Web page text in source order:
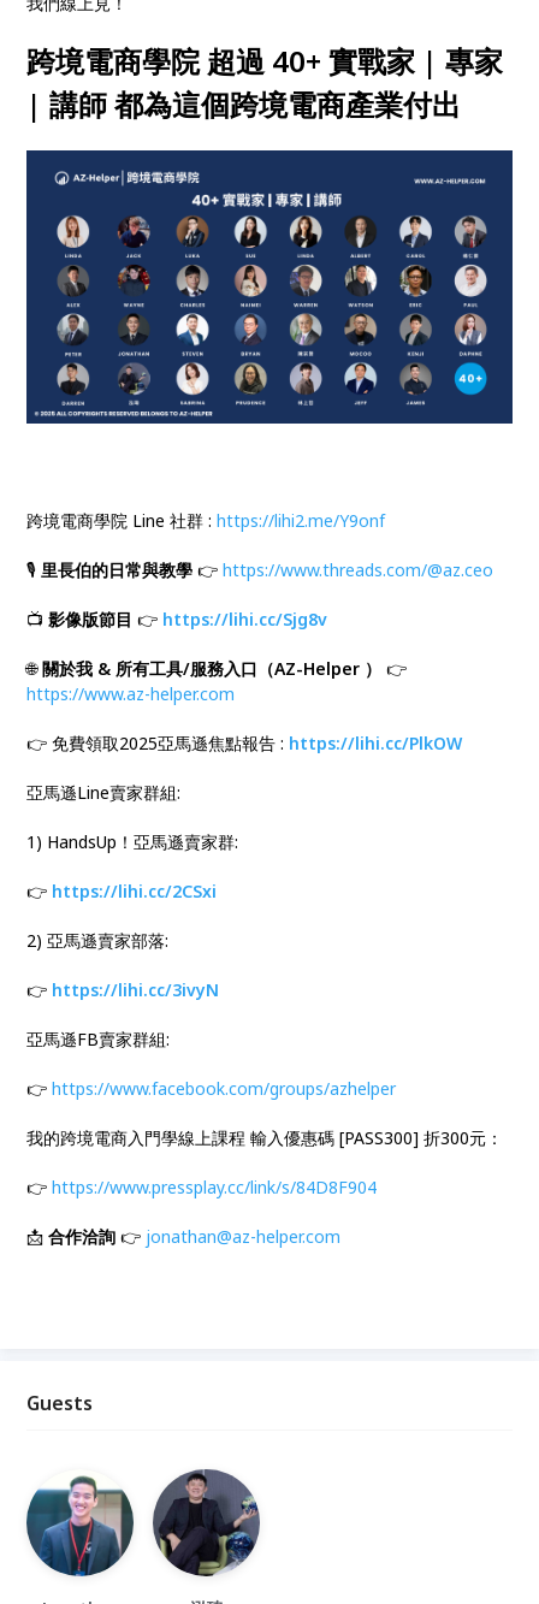
跨境電商學院 超過 40+ 實戰家 | 專家
| 講師 都為這個跨境電商產業付出
跨境電商學院 Line 社群 :https://lihi2.me/Y9onf
🎙️里長伯的日常與教學 👉https://www.threads.com/@az.ceo
📺影像版節目 👉 https://lihi.cc/Sjg8v
🌐關於我 & 所有工具/服務入口（AZ-Helper ）
👉
https://www.az-helper.com
👉 免費領取2025亞馬遜焦點報告 : https://lihi.cc/PlkOW
亞馬遜Line賣家群組:
1) HandsUp！亞馬遜賣家群:
👉 https://lihi.cc/2CSxi
2) 亞馬遜賣家部落:
👉 https://lihi.cc/3ivyN
亞馬遜FB賣家群組:
👉https://www.facebook.com/groups/azhelper
我的跨境電商入門學線上課程 輸入優惠碼 [PASS300] 折300元：
👉https://www.pressplay.cc/link/s/84D8F904
📩合作洽詢 👉 jonathan@az-helper.com
Guests